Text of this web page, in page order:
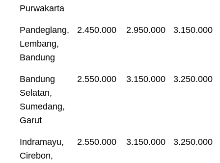
Purwakarta
Pandeglang,
Lembang,
Bandung
2.450.000 2.950.000 3.150.000
Bandung
Selatan,
Sumedang,
Garut
2.550.000 3.150.000 3.250.000
Indramayu,
Cirebon,
2.550.000 3.150.000 3.250.000